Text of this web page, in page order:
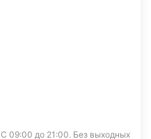
С 09:00 до 21:00. Без выходных